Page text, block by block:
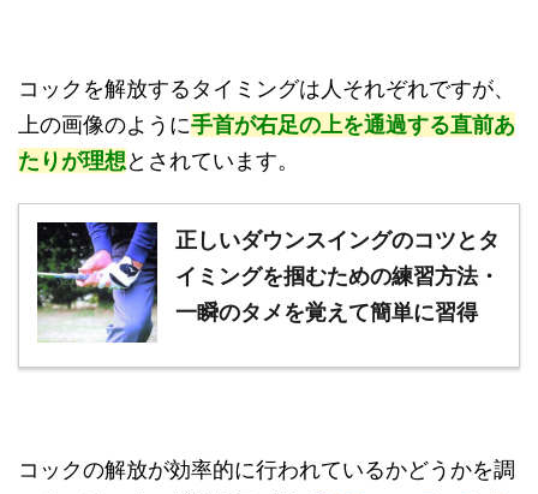
コックを解放するタイミングは人それぞれですが、
上の画像のように手首が右足の上を通過する直前あ
たりが理想とされています。
正しいダウンスイングのコツとタ
イミングを掴むための練習方法・
一瞬のタメを覚えて簡単に習得
コックの解放が効率的に行われているかどうかを調